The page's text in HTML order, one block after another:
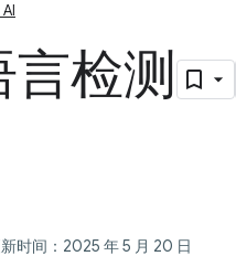
言检测
时间：2025 年 5 月 20 日